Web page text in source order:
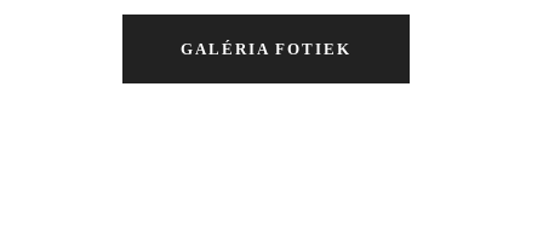
GALÉRIA FOTIEK